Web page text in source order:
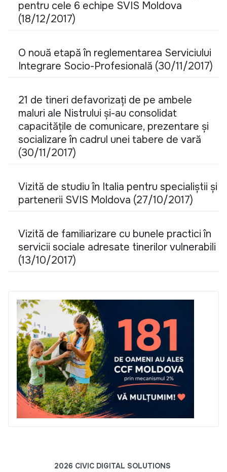
pentru cele 6 echipe SVIS Moldova
(18/12/2017)
O nouă etapă în reglementarea Serviciului
Integrare Socio-Profesională (30/11/2017)
21 de tineri defavorizați de pe ambele
maluri ale Nistrului și-au consolidat
capacitățile de comunicare, prezentare și
socializare în cadrul unei tabere de vară
(30/11/2017)
Vizită de studiu în Italia pentru specialiștii și
partenerii SVIS Moldova (27/10/2017)
Vizită de familiarizare cu bunele practici în
servicii sociale adresate tinerilor vulnerabili
(13/10/2017)
2026 CIVIC DIGITAL SOLUTIONS